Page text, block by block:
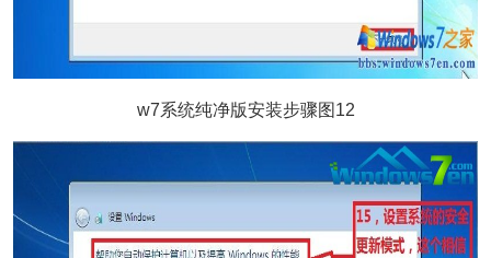
w7系统纯净版安装步骤图12